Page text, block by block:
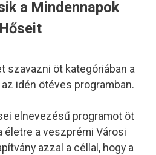
a Mindennapok
Hőseit
szavazni öt kategóriában a
idén ötéves programban.
elnevezésű programot öt
életre a veszprémi Városi
azzal a céllal, hogy a